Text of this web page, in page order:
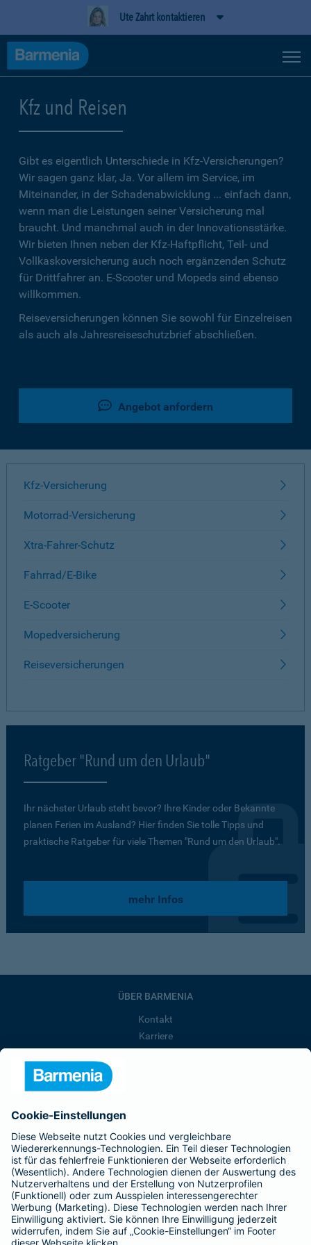
Ute Zahrt kontaktieren
Kfz und Reisen
Gibt es eigentlich Unterschiede in Kfz-Versicherungen?
Wir sagen ganz klar, Ja. Vor allem im Service, im
Miteinander, in der Schadenabwicklung ... einfach dann,
wenn man die Leistungen seiner Versicherung mal
braucht. Und manchmal auch in der Innovationsstärke.
Wir bieten Ihnen neben der Kfz-Haftpflicht, Teil- und
Vollkaskoversicherung auch noch ergänzenden Schutz
für Drittfahrer an. E-Scooter und Mopeds sind ebenso
willkommen.
Reiseversicherungen können Sie sowohl für Einzelreisen
als auch als Jahresreiseschutzbrief abschließen.
Angebot anfordern
Kfz-Versicherung
Motorrad-Versicherung
Xtra-Fahrer-Schutz
Fahrrad/E-Bike
E-Scooter
Mopedversicherung
Reiseversicherungen
Ratgeber "Rund um den Urlaub"
Ihr nächster Urlaub steht bevor? Ihre Kinder oder Bekannte
planen Ferien im Ausland? Hier finden Sie tolle Tipps und
praktische Ratgeber für viele Themen "Rund um den Urlaub".
mehr Infos
ÜBER BARMENIA
Kontakt
Karriere
Barmenia ist Teil der BarmeniaGothaer
BELIEBTE SEITEN
Kranken-Zusatzversicherung
Tierversicherungen
Haftpflichtversicherung
Hausratversicherung